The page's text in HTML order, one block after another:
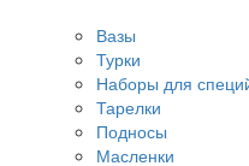
Вазы
Турки
Наборы для
Тарелки
Подносы
Масленки